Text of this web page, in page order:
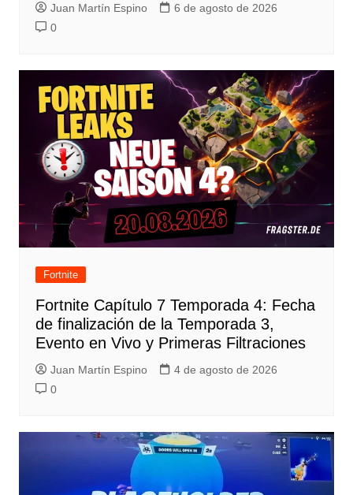
Juan Martín Espino
6 de agosto de 2026
0
Fortnite
Fortnite Capítulo 7 Temporada 4: Fecha
de finalización de la Temporada 3,
Evento en Vivo y Primeras Filtraciones
Juan Martín Espino
4 de agosto de 2026
0